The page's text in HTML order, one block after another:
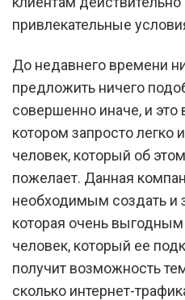
привлекательные
До недавнего времени
предложить ничего
совершенно иначе, и это
котором запросто
человек, который об
пожелает. Данная
необходимым создать и
которая очень
человек, который ее
получит возможность
сколько интернет-